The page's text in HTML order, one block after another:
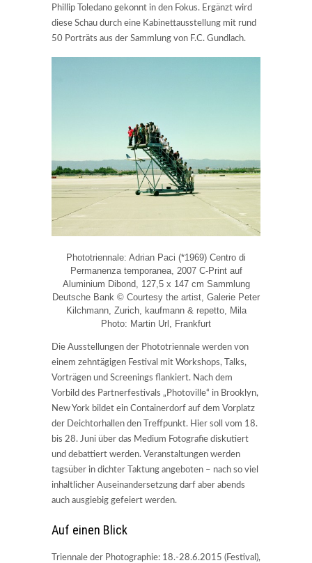
Phillip Toledano gekonnt in den Fokus. Ergänzt wird
diese Schau durch eine Kabinettausstellung mit rund
50 Porträts aus der Sammlung von F.C. Gundlach.
Phototriennale: Adrian Paci (*1969) Centro di
Permanenza temporanea, 2007 C-Print auf
Aluminium Dibond, 127,5 x 147 cm Sammlung
Deutsche Bank © Courtesy the artist, Galerie Peter
Kilchmann, Zurich, kaufmann & repetto, Mila
Photo: Martin Url, Frankfurt
Die Ausstellungen der Phototriennale werden von
einem zehntägigen Festival mit Workshops, Talks,
Vorträgen und Screenings flankiert. Nach dem
Vorbild des Partnerfestivals „Photoville“ in Brooklyn,
New York bildet ein Containerdorf auf dem Vorplatz
der Deichtorhallen den Treffpunkt. Hier soll vom 18.
bis 28. Juni über das Medium Fotografie diskutiert
und debattiert werden. Veranstaltungen werden
tagsüber in dichter Taktung angeboten – nach so viel
inhaltlicher Auseinandersetzung darf aber abends
auch ausgiebig gefeiert werden.
Auf einen Blick
Triennale der Photographie: 18.-28.6.2015 (Festival),